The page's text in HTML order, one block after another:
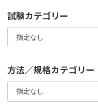
試験カテゴリー
方法／規格カテゴリー